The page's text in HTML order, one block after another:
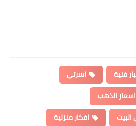
فنية
اسرتي
اسعار الذهب
البيت
افكار منزلية